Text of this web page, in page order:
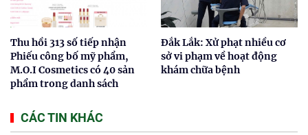
Thu hồi 313 số tiếp nhận
Phiếu công bố mỹ phẩm,
M.O.I Cosmetics có 40 sản
phẩm trong danh sách
Đắk Lắk: Xử phạt nhiều cơ
sở vi phạm về hoạt động
khám chữa bệnh
CÁC TIN KHÁC